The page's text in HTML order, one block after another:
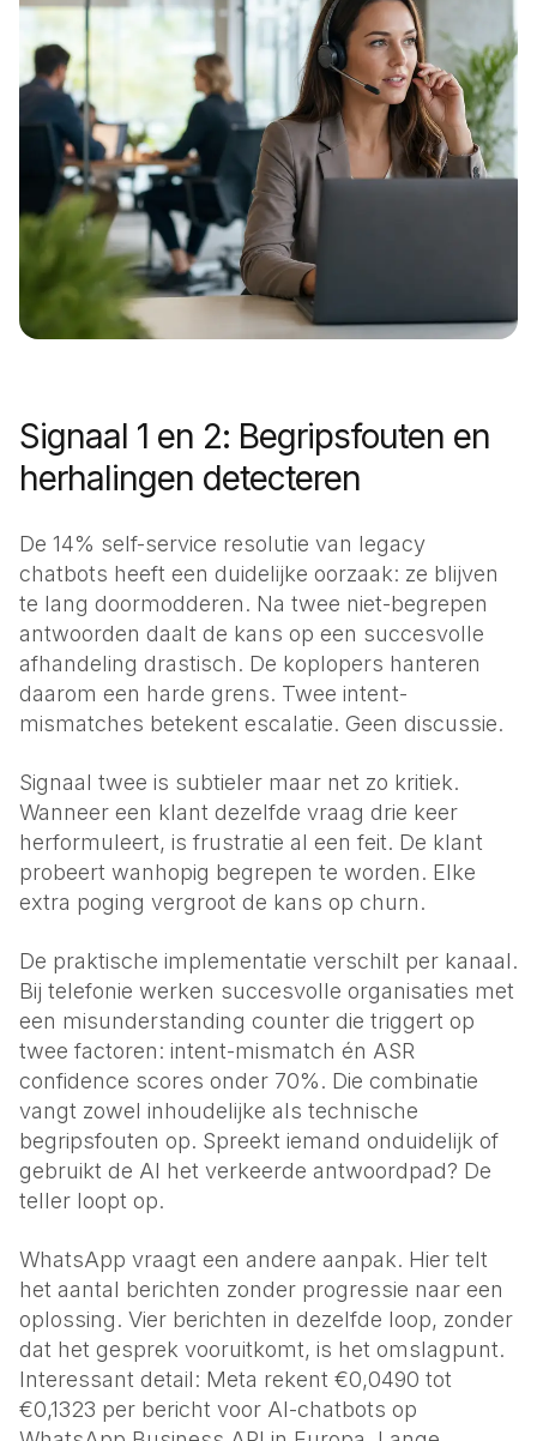
Signaal 1 en 2: Begripsfouten en
herhalingen detecteren
De 14% self-service resolutie van legacy
chatbots heeft een duidelijke oorzaak: ze blijven
te lang doormodderen. Na twee niet-begrepen
antwoorden daalt de kans op een succesvolle
afhandeling drastisch. De koplopers hanteren
daarom een harde grens. Twee intent-
mismatches betekent escalatie. Geen discussie.
Signaal twee is subtieler maar net zo kritiek.
Wanneer een klant dezelfde vraag drie keer
herformuleert, is frustratie al een feit. De klant
probeert wanhopig begrepen te worden. Elke
extra poging vergroot de kans op churn.
De praktische implementatie verschilt per kanaal.
Bij telefonie werken succesvolle organisaties met
een misunderstanding counter die triggert op
twee factoren: intent-mismatch én ASR
confidence scores onder 70%. Die combinatie
vangt zowel inhoudelijke als technische
begripsfouten op. Spreekt iemand onduidelijk of
gebruikt de AI het verkeerde antwoordpad? De
teller loopt op.
WhatsApp vraagt een andere aanpak. Hier telt
het aantal berichten zonder progressie naar een
oplossing. Vier berichten in dezelfde loop, zonder
dat het gesprek vooruitkomt, is het omslagpunt.
Interessant detail: Meta rekent €0,0490 tot
€0,1323 per bericht voor AI-chatbots op